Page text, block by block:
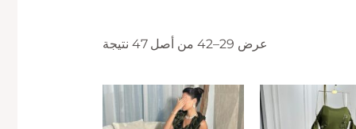
عرض 29–42 من أصل 47 نتيجة